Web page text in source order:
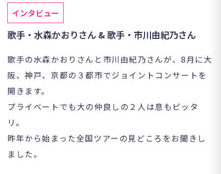
インタビュー
歌手・水森かおりさん & 歌手・市川由紀乃さん
歌手の水森かおりさんと市川由紀乃さんが、8月に大
阪、神戸、京都の３都市でジョイントコンサートを
開きます。
プライベートでも大の仲良しの２人は息もピッタ
リ。
昨年から始まった全国ツアーの見どころをお聞きし
ました。